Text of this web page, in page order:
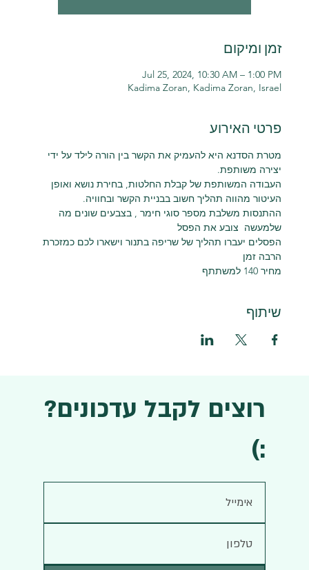
זמן ומיקום
Jul 25, 2024, 10:30 AM – 1:00 PM
Kadima Zoran, Kadima Zoran, Israel
פרטי האירוע
מטרת הסדנא היא להעמיק את הקשר בין הורה לילד על ידי
יצירה משותפת.
העבודה המשותפת של קבלת החלטות, בחירת נושא ואופן
העיטור מהווה תהליך חשוב בבניית הקשר ובחוויה.
ההתנסות משלבת מספר סוגי חימר , בצבעים שונים מה
שלמעשה  צובע את הפסל
הפסלים יעברו תהליך של שריפה בתנור וישארו לכם כמזכרת
הרבה זמן
מחיר 140 למשתתף
שיתוף
רוצים לקבל עדכונים?
:)